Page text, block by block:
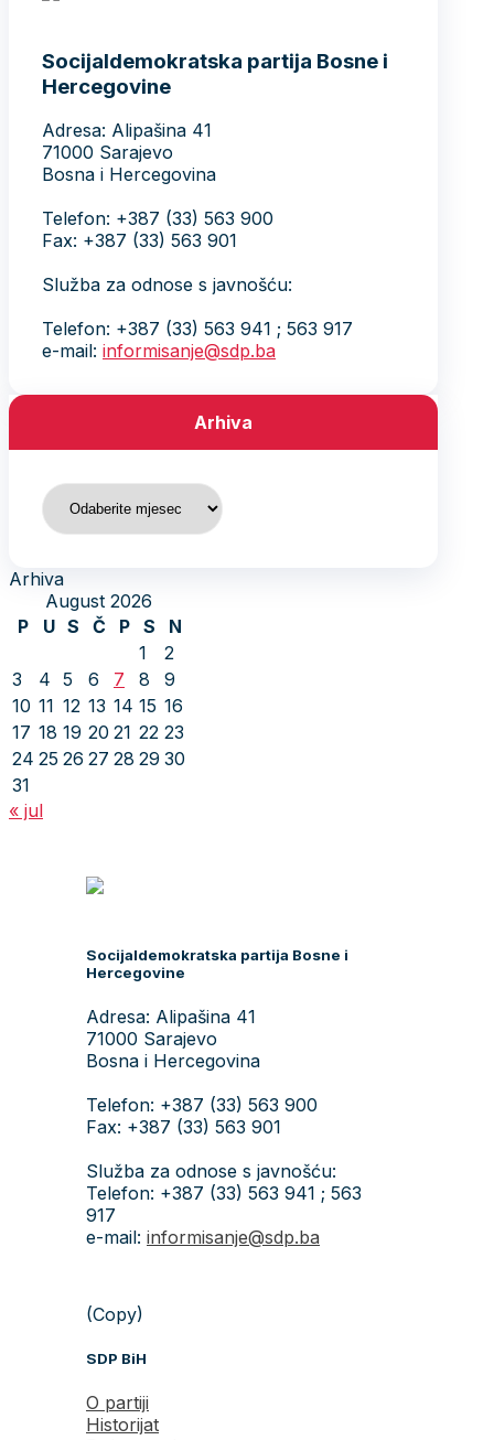
Socijaldemokratska partija Bosne i
Hercegovine
Adresa: Alipašina 41
71000 Sarajevo
Bosna i Hercegovina
Telefon: +387 (33) 563 900
Fax: +387 (33) 563 901
Služba za odnose s javnošću:
Telefon: +387 (33) 563 941 ; 563 917
e-mail: informisanje@sdp.ba
Arhiva
Arhiva
Arhiva
August 2026
P
U S Č P S
N
1
2
3
4 5 6 7 8
9
10 11 12 13 14 15 16
17 18 19 20 21 22 23
24 25 26 27 28 29 30
31
« jul
Socijaldemokratska partija Bosne i
Hercegovine
Adresa: Alipašina 41
71000 Sarajevo
Bosna i Hercegovina
Telefon: +387 (33) 563 900
Fax: +387 (33) 563 901
Služba za odnose s javnošću:
Telefon: +387 (33) 563 941 ; 563
917
e-mail: informisanje@sdp.ba
(Copy)
SDP BiH
O partiji
Historijat